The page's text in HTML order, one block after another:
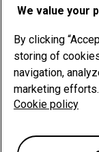
Betriebszeit
SCORPIO
We value your
By clicking
storing of
navigation,
marketing efforts.
Cookie policy